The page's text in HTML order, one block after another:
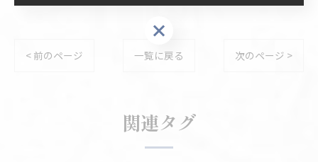
< 前のページ 一覧に戻る 次のページ >
関連タグ
お問い合わせ・ご相談はこちら